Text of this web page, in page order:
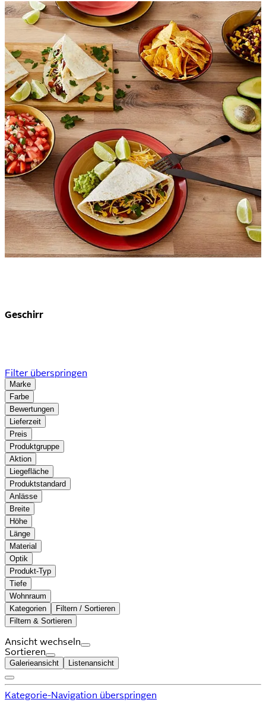
Geschirr
Filter überspringen
Marke
Farbe
Bewertungen
Lieferzeit
Preis
Produktgruppe
Aktion
Liegefläche
Produktstandard
Anlässe
Breite
Höhe
Länge
Material
Optik
Produkt-Typ
Tiefe
Wohnraum
Kategorien
Filtern / Sortieren
Filtern & Sortieren
Ansicht wechseln
Sortieren
Galerieansicht Listenansicht
Kategorie-Navigation überspringen